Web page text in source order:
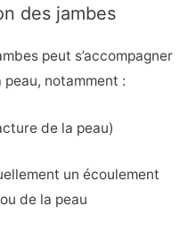
des jambes
peut s’accompagner
peau, notamment :
de la peau)
un écoulement
de la peau